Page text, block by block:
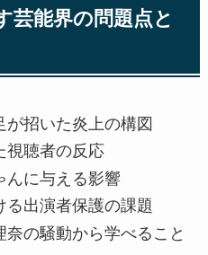
芸能界の問題点と
招いた炎上の構図
視聴者の反応
んに与える影響
出演者保護の課題
の騒動から学べること